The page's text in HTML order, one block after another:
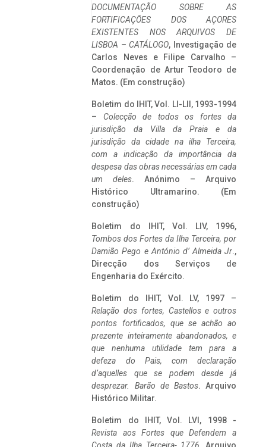
DOCUMENTAÇÃO SOBRE AS
FORTIFICAÇÕES DOS AÇORES
EXISTENTES NOS ARQUIVOS DE
LISBOA – CATÁLOGO, Investigação de
Carlos Neves e Filipe Carvalho –
Coordenação de Artur Teodoro de
Matos. (Em construção)
Boletim do IHIT, Vol. LI-LII, 1993-1994
– Colecção de todos os fortes da
jurisdição da Villa da Praia e da
jurisdição da cidade na ilha Terceira,
com a indicação da importância da
despesa das obras necessárias em cada
um deles. Anónimo – Arquivo
Histórico Ultramarino. (Em
construção)
Boletim do IHIT, Vol. LIV, 1996,
Tombos dos Fortes da Ilha Terceira, por
Damião Pego e António d’ Almeida Jr.,
Direcção dos Serviços de
Engenharia do Exército.
Boletim do IHIT, Vol. LV, 1997 –
Relação dos fortes, Castellos e outros
pontos fortificados, que se achão ao
prezente inteiramente abandonados, e
que nenhuma utilidade tem para a
defeza do Pais, com declaração
d’aquelles que se podem desde já
desprezar. Barão de Bastos. Arquivo
Histórico Militar.
Boletim do IHIT, Vol. LVI, 1998 -
Revista aos Fortes que Defendem a